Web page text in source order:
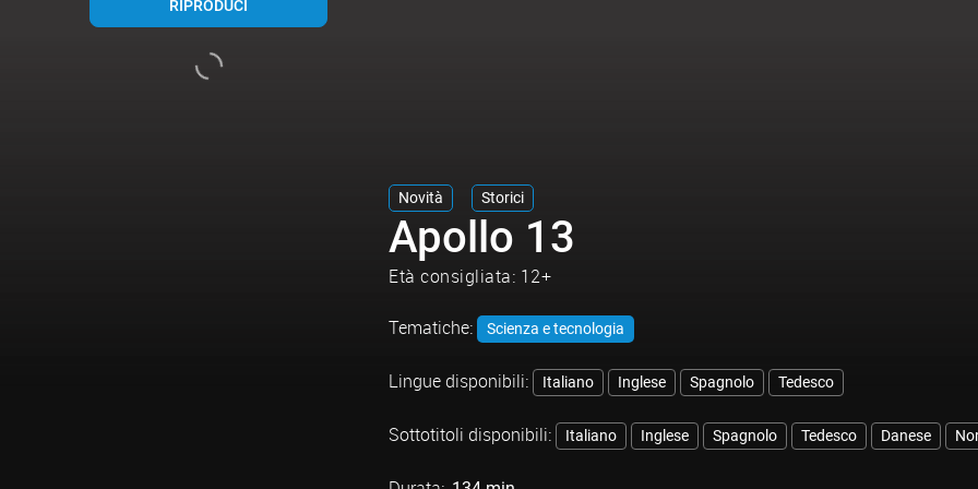
RIPRODUCI
Novità Storici
Apollo 13
Età consigliata: 12+
Tematiche: Scienza e tecnologia
Lingue disponibili: Italiano Inglese Spagnolo Tedesco
Sottotitoli disponibili: Italiano Inglese Spagnolo Tedesco Danese